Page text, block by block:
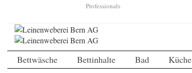
Professionals
Bettwäsche Bettinhalte Bad Küche